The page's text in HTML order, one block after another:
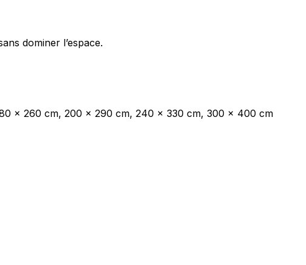
dominer l’espace.
x 260 cm, 200 x 290 cm, 240 x 330 cm, 300 x 400 cm
avec les sites en collectant et en
tiers.